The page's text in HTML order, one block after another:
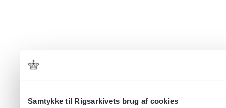
Samtykke til Rigsarkivets brug af cookies